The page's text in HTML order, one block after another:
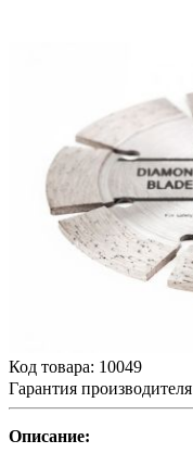
Код товара: 10049
Гарантия производителя
Описание: